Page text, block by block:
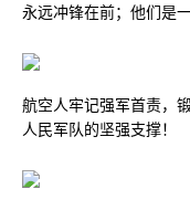
永远冲锋在前；他们是
航空人牢记强军首责，
人民军队的坚强支撑！